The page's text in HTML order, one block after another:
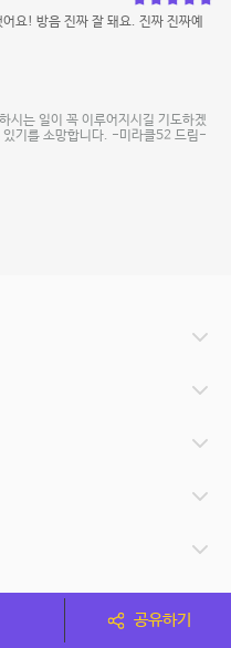
요! 방음 진짜 잘 돼요. 진짜 진짜예
시는 일이 꼭 이루어지시길 기도하겠
있기를 소망합니다. -미라클52 드림-
공유하기